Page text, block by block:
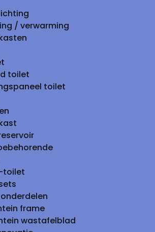
/ verwarming
toilet
toilet
toilet
frame
wastafelblad